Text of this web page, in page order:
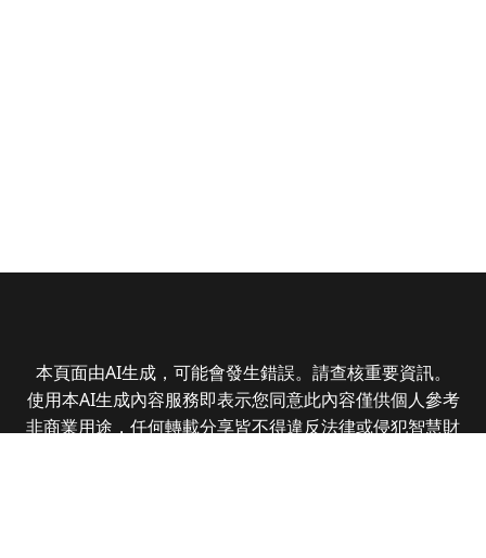
本頁面由AI生成，可能會發生錯誤。請查核重要資訊。
使用本AI生成內容服務即表示您同意此內容僅供個人參考
非商業用途，任何轉載分享皆不得違反法律或侵犯智慧財